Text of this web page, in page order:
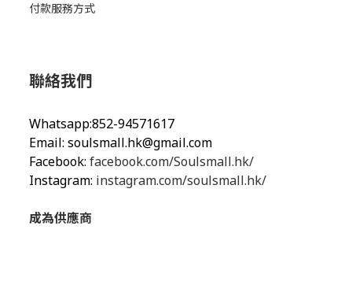
付款服務方式
聯絡我們
Whatsapp:852-94571617
Email: soulsmall.hk@gmail.com
Facebook: facebook.com/Soulsmall.hk/
Instagram: instagram.com/soulsmall.hk/
成為供應商